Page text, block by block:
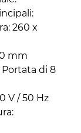
260 x
mm
di 8
V / 50 Hz